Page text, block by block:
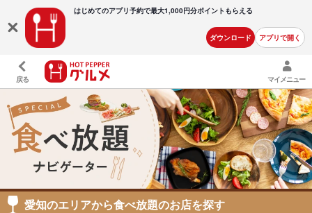
はじめてのアプリ予約で最大1,000円分ポイントもらえる
ダウンロード アプリで開く
戻る マイメニュー
愛知のエリアから食べ放題のお店を探す